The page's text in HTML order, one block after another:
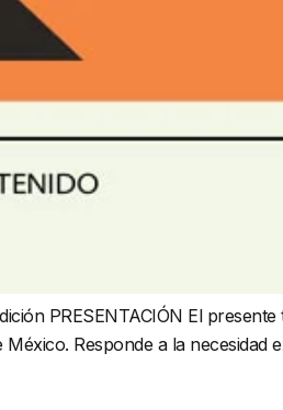
PRESENTACIÓN El presente
Responde a la necesidad